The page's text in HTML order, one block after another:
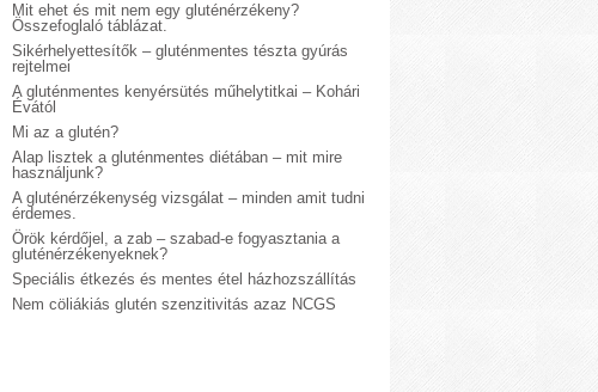
Mit ehet és mit nem egy gluténérzékeny?
Összefoglaló táblázat.
Sikérhelyettesítők – gluténmentes tészta gyúrás
rejtelmei
A gluténmentes kenyérsütés műhelytitkai – Kohári
Évától
Mi az a glutén?
Alap lisztek a gluténmentes diétában – mit mire
használjunk?
A gluténérzékenység vizsgálat – minden amit tudni
érdemes.
Örök kérdőjel, a zab – szabad-e fogyasztania a
gluténérzékenyeknek?
Speciális étkezés és mentes étel házhozszállítás
Nem cöliákiás glutén szenzitivitás azaz NCGS